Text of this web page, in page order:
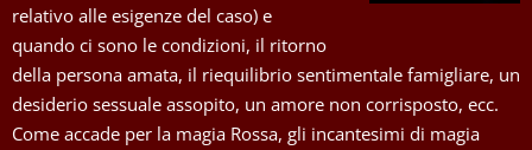
relativo alle esigenze del caso) e
quando ci sono le condizioni, il ritorno
della persona amata, il riequilibrio sentimentale famigliare, un
desiderio sessuale assopito, un amore non corrisposto, ecc.
Come accade per la magia Rossa, gli incantesimi di magia